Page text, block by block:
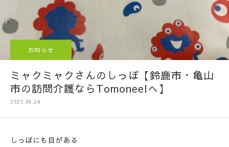
お知らせ
ミャクミャクさんのしっぽ【鈴鹿市・亀山
市の訪問介護ならTomoneelへ】
2025.09.24
しっぽにも目がある